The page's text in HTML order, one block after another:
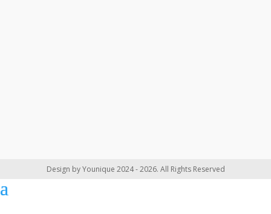
Design by Younique 2024 - 2026. All Rights Reserved